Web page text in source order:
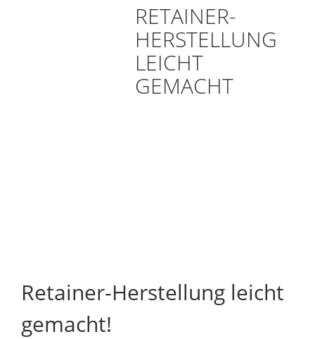
RETAINER-
HERSTELLUNG
LEICHT
GEMACHT
Retainer-Herstellung leicht
gemacht!